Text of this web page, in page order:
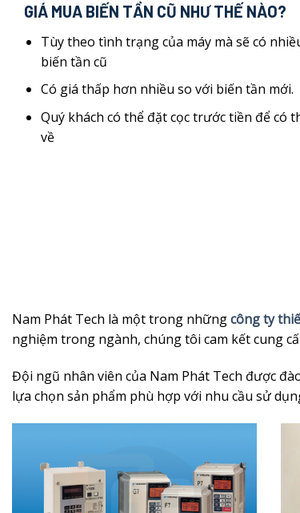
GIÁ MUA BIẾN TẦN CŨ NHƯ THẾ NÀO?
Tùy theo tình trạng của máy mà sẽ có
biến tần cũ
Có giá thấp hơn nhiều so với biến tần mới.
Quý khách có thể đặt cọc trước tiền để có
về
Nam Phát Tech là một trong nhữngcông ty
nghiệm trong ngành, chúng tôi cam kết cung
Đội ngũ nhân viên của Nam Phát Tech được
lựa chọn sản phẩm phù hợp với nhu cầu sử